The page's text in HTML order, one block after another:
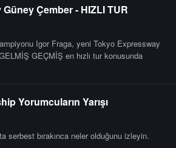
Çember - HIZLI TUR
Igor Fraga, yeni Tokyo Expressway
GEÇMİŞ en hızlı tur konusunda
Yorumcuların Yarışı
serbest bırakınca neler olduğunu izleyin.